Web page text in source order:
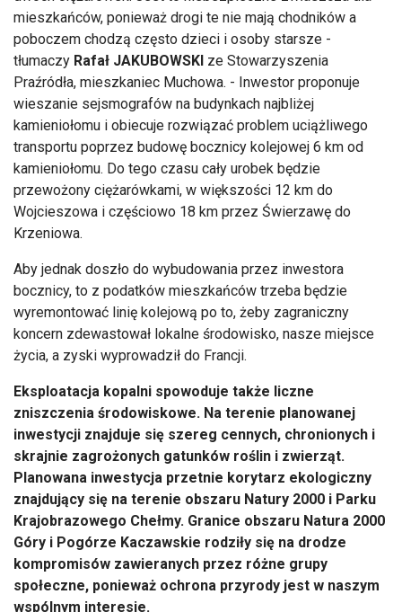
mieszkańców, ponieważ drogi te nie mają chodników a
poboczem chodzą często dzieci i osoby starsze -
tłumaczy Rafał JAKUBOWSKI ze Stowarzyszenia
Praźródła, mieszkaniec Muchowa. - Inwestor proponuje
wieszanie sejsmografów na budynkach najbliżej
kamieniołomu i obiecuje rozwiązać problem uciążliwego
transportu poprzez budowę bocznicy kolejowej 6 km od
kamieniołomu. Do tego czasu cały urobek będzie
przewożony ciężarówkami, w większości 12 km do
Wojcieszowa i częściowo 18 km przez Świerzawę do
Krzeniowa.
Aby jednak doszło do wybudowania przez inwestora
bocznicy, to z podatków mieszkańców trzeba będzie
wyremontować linię kolejową po to, żeby zagraniczny
koncern zdewastował lokalne środowisko, nasze miejsce
życia, a zyski wyprowadził do Francji.
Eksploatacja kopalni spowoduje także liczne
zniszczenia środowiskowe. Na terenie planowanej
inwestycji znajduje się szereg cennych, chronionych i
skrajnie zagrożonych gatunków roślin i zwierząt.
Planowana inwestycja przetnie korytarz ekologiczny
znajdujący się na terenie obszaru Natury 2000 i Parku
Krajobrazowego Chełmy. Granice obszaru Natura 2000
Góry i Pogórze Kaczawskie rodziły się na drodze
kompromisów zawieranych przez różne grupy
społeczne, ponieważ ochrona przyrody jest w naszym
wspólnym interesie.